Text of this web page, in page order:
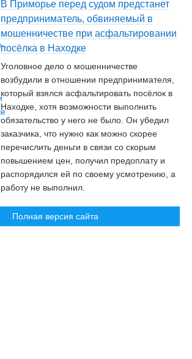
В Приморье перед судом предстанет
предприниматель, обвиняемый в
мошенничестве при асфальтировании
посёлка в Находке
Уголовное дело о мошенничестве
возбудили в отношении предпринимателя,
который взялся асфальтировать посёлок в
Находке, хотя возможности выполнить
обязательство у него не было. Он убедил
заказчика, что нужно как можно скорее
перечислить деньги в связи со скорым
повышением цен, получил предоплату и
распорядился ей по своему усмотрению, а
работу не выполнил.
Полная версия сайта